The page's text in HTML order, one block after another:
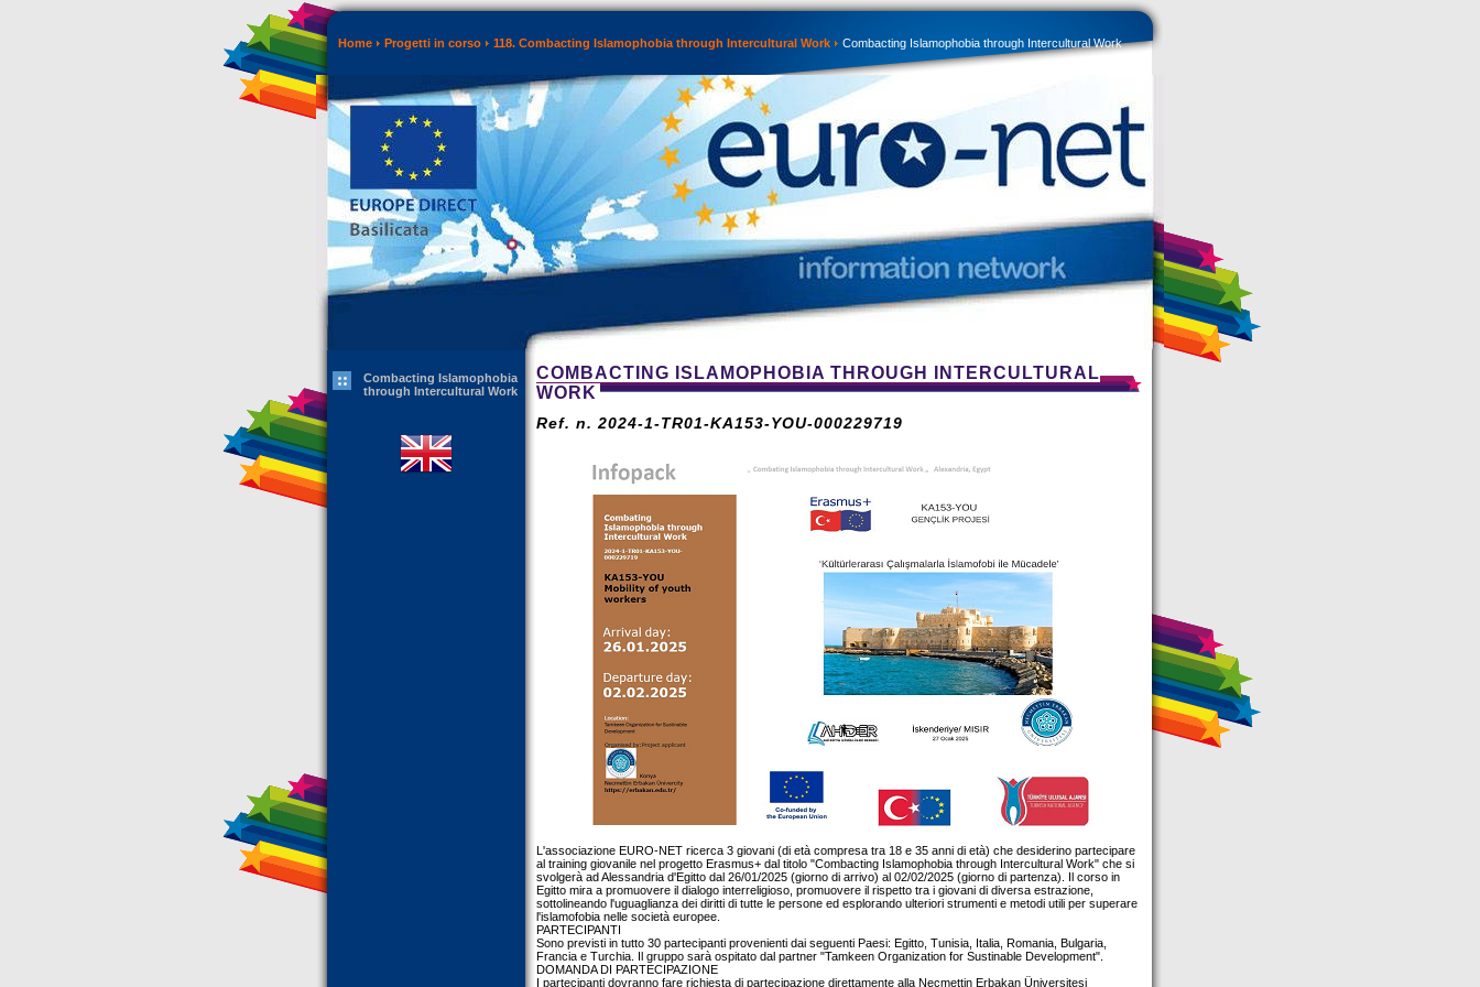
Home Progetti in corso 118. Combacting Islamophobia through Intercultural Work Combacting Islamophobia through Intercultural Work
Combacting Islamophobia
through Intercultural Work
COMBACTING ISLAMOPHOBIA THROUGH INTERCULTURAL
WORK
Ref. n. 2024-1-TR01-KA153-YOU-000229719
L'associazione EURO-NET ricerca 3 giovani (di età compresa tra 18 e 35 anni di età) che desiderino partecipare
al training giovanile nel progetto Erasmus+ dal titolo "Combacting Islamophobia through Intercultural Work" che si
svolgerà ad Alessandria d'Egitto dal 26/01/2025 (giorno di arrivo) al 02/02/2025 (giorno di partenza). Il corso in
Egitto mira a promuovere il dialogo interreligioso, promuovere il rispetto tra i giovani di diversa estrazione,
sottolineando l'uguaglianza dei diritti di tutte le persone ed esplorando ulteriori strumenti e metodi utili per superare
l'islamofobia nelle società europee.
PARTECIPANTI
Sono previsti in tutto 30 partecipanti provenienti dai seguenti Paesi: Egitto, Tunisia, Italia, Romania, Bulgaria,
Francia e Turchia. Il gruppo sarà ospitato dal partner "Tamkeen Organization for Sustinable Development".
DOMANDA DI PARTECIPAZIONE
I partecipanti dovranno fare richiesta di partecipazione direttamente alla Necmettin Erbakan Üniversitesi